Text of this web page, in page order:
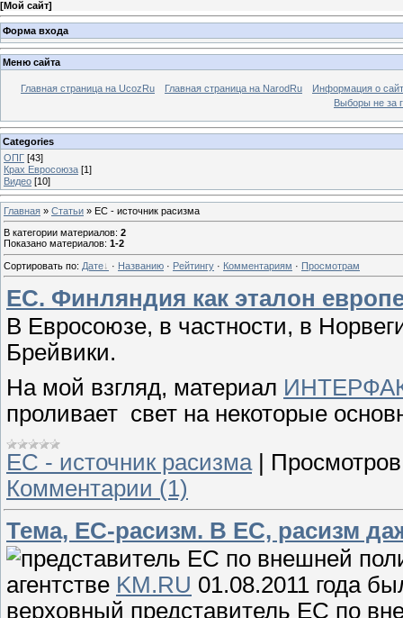
[Мой сайт]
Форма входа
Меню сайта
Главная страница на UcozRu Главная страница на NarodRu
Информация о
Выборы не за
Categories
ОПГ [43]
Крах Евросоюза [1]
Видео [10]
Главная » Статьи » ЕС - источник расизма
В категории материалов: 2
Показано материалов: 1-2
Сортировать по: Дате · Названию · Рейтингу · Комментариям · Просмотрам
ЕС. Финляндия как эталон
В Евросоюзе, в частности, в
Брейвики.
На мой взгляд, материал
проливает свет на некоторые
ЕС - источник расизма|
Комментарии (1)
Тема, ЕС-расизм. В ЕС, расизм
агентстве KM.RU 01.08.2011 года
верховный представитель ЕС по